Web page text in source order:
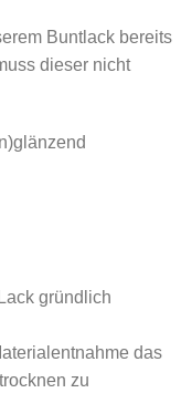
Buntlack bereits
dieser nicht
gründlich
das
zu